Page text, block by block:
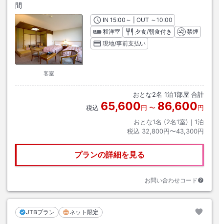
間
客室
INチェックイン
15:00 ～ | OUT チェックアウト
～10:00
和洋室
夕食/朝食付き
禁煙
現地/事前支払い
おとな2名 1泊1部屋 合計
税込 65,600円 〜 86,600円
おとな1名 (2名1室)｜ 1泊
税込 32,800円〜43,300円
プランの詳細を見る
お問い合わせコード
JTBプラン ネット限定